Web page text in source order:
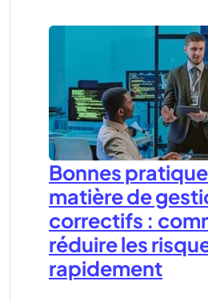
Bonnes
matière de
correctifs :
réduire les
rapidement